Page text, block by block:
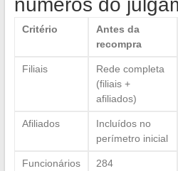
números do
Critério
Antes da
recompra
Filiais
Rede completa
(filiais +
afiliados)
Afiliados
Incluídos no
perímetro inicial
Funcionários
284